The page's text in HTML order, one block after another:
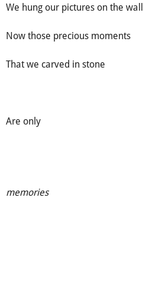
We hung our pictures on the wall
Now those precious moments
That we carved in stone
Are only
memories